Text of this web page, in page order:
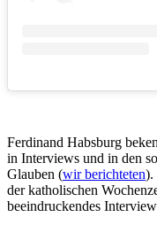
Ferdinand Habsburg
in Interviews und in den
Glauben (wir berichteten).
der katholischen
beeindruckendes